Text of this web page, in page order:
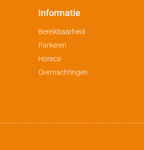
Informatie
Bereikbaarheid
Parkeren
Horeca
Overnachtingen